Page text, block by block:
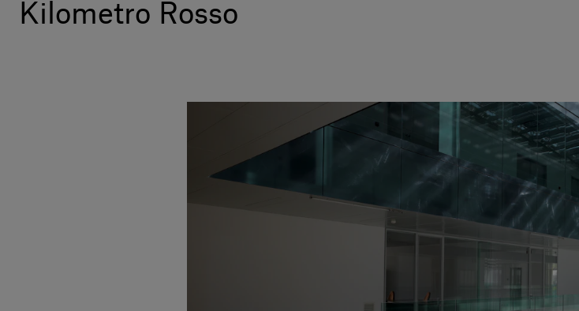
Kilometro Rosso